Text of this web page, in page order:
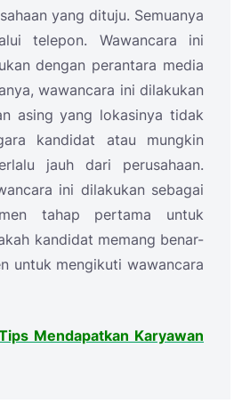
yang dituju. Semuanya
telepon. Wawancara ini
dengan perantara media
wawancara ini dilakukan
asing yang lokasinya tidak
kandidat atau mungkin
jauh dari perusahaan.
ini dilakukan sebagai
tahap pertama untuk
kandidat memang benar-
untuk mengikuti wawancara
Mendapatkan Karyawan